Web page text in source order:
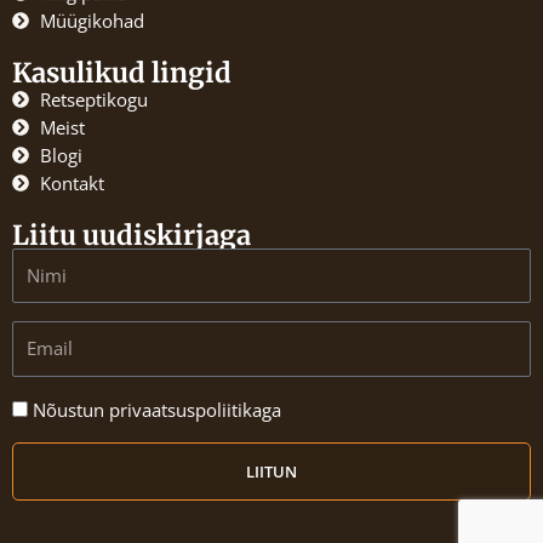
m
Müügikohad
Kasulikud lingid
Retseptikogu
Meist
Blogi
Kontakt
Liitu uudiskirjaga
Nõustun
Nõustun privaatsuspoliitikaga
LIITUN